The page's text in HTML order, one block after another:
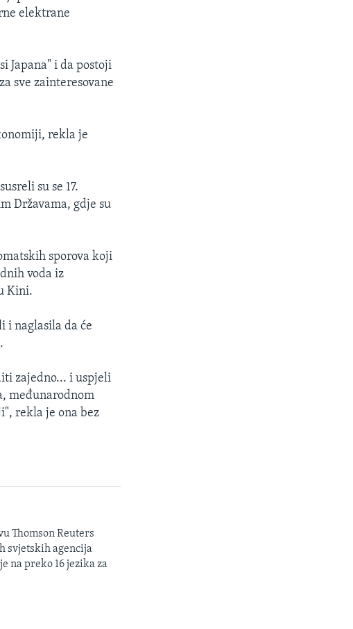
elektrane
Japana" i da postoji
sve zainteresovane
rekla je
su se 17.
Državama, gdje su
sporova koji
voda iz
Kini.
i naglasila da će
zajedno... i uspjeli
međunarodnom
rekla je ona bez
Thomson Reuters
svjetskih agencija
na preko 16 jezika za